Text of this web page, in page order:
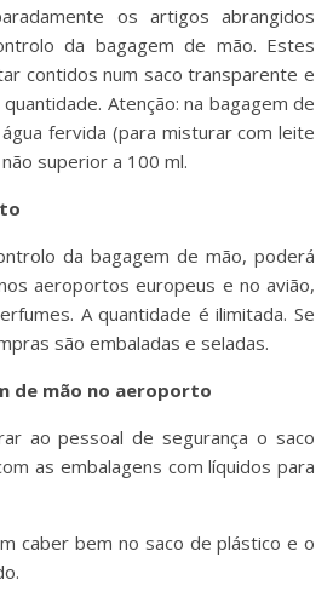
os artigos abrangidos
da bagagem de mão. Estes
contidos num saco transparente e
Atenção: na bagagem de
fervida (para misturar com leite
superior a 100 ml.
da bagagem de mão, poderá
aeroportos europeus e no avião,
A quantidade é ilimitada. Se
são embaladas e seladas.
de mão no aeroporto
ao pessoal de segurança o saco
as embalagens com líquidos para
caber bem no saco de plástico e o